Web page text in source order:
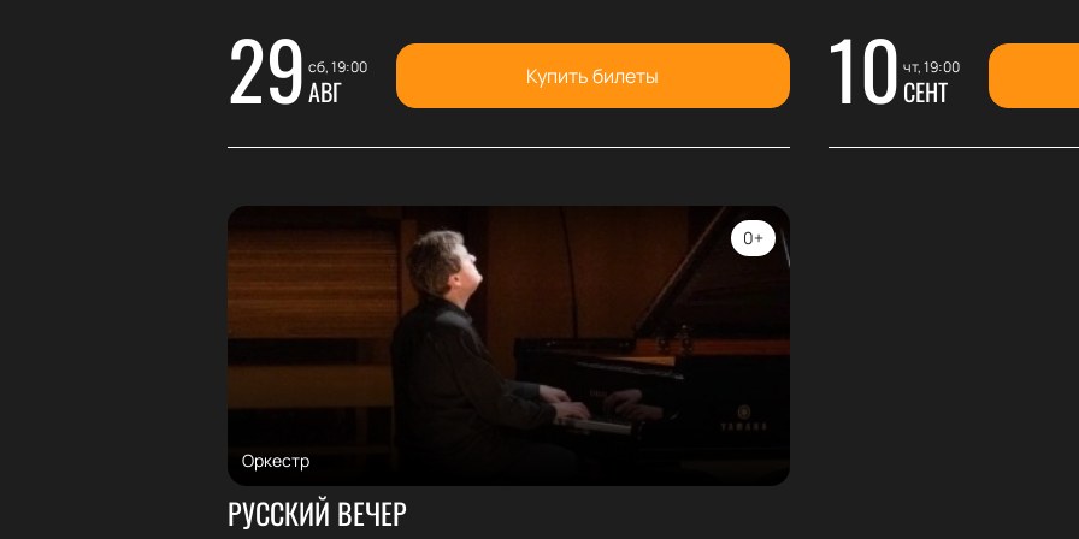
29 сб, 19:00
АВГ Купить билеты 10 чт, 19:00
СЕНТ
Оркестр
0+
РУССКИЙ ВЕЧЕР